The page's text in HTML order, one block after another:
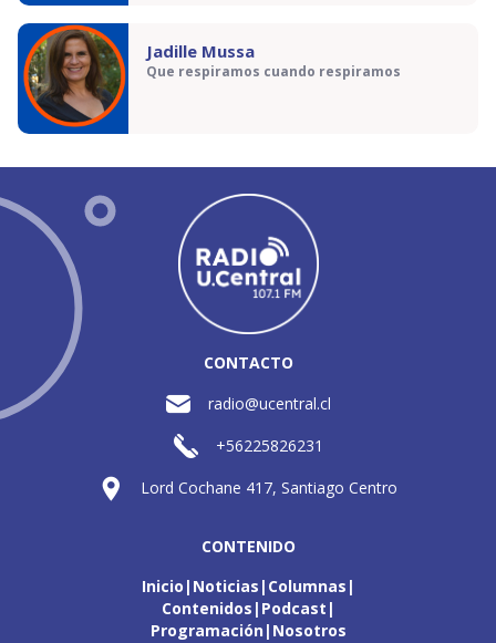
Jadille Mussa
Que respiramos cuando respiramos
CONTACTO
radio@ucentral.cl
+56225826231
Lord Cochane 417, Santiago Centro
CONTENIDO
Inicio Noticias Columnas
Contenidos Podcast
Programación Nosotros